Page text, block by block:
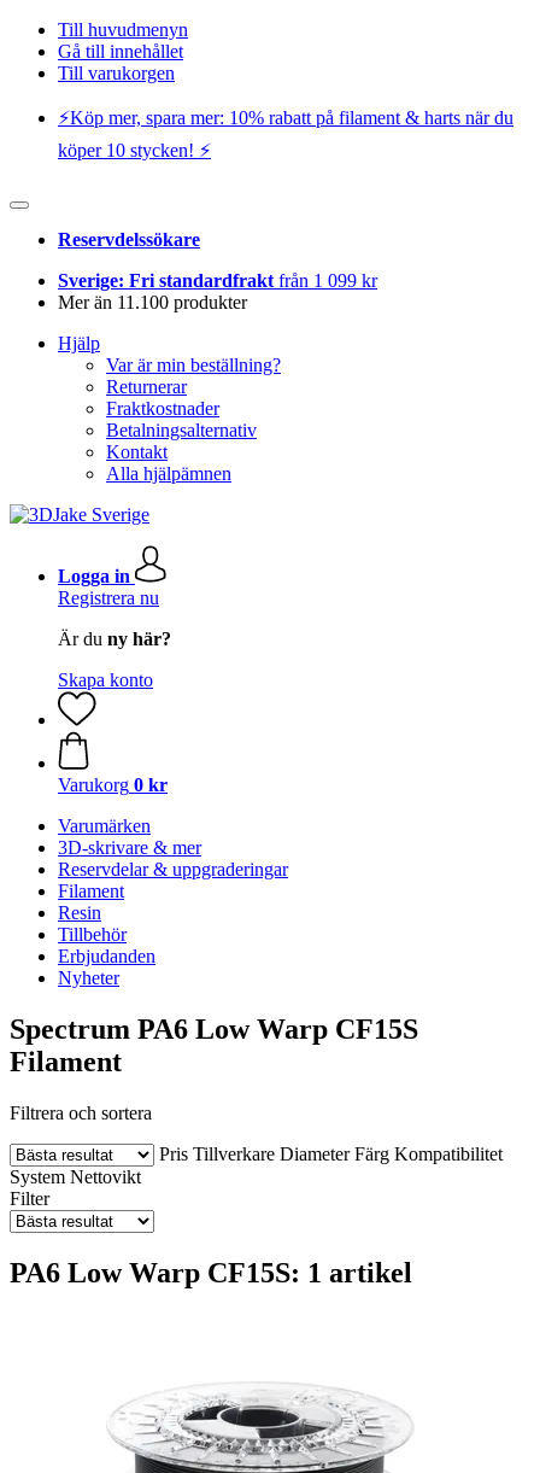
Till huvudmenyn
Gå till innehållet
Till varukorgen
⚡️Köp mer, spara mer: 10% rabatt på filament & harts när du
köper 10 stycken! ⚡️
Reservdelssökare
Sverige: Fri standardfrakt från 1 099 kr
Mer än 11.100 produkter
Hjälp
Var är min beställning?
Returnerar
Fraktkostnader
Betalningsalternativ
Kontakt
Alla hjälpämnen
Logga in
Registrera nu
Är du ny här?
Skapa konto
Varukorg 0 kr
Varumärken
3D-skrivare & mer
Reservdelar & uppgraderingar
Filament
Resin
Tillbehör
Erbjudanden
Nyheter
Spectrum PA6 Low Warp CF15S
Filament
Filtrera och sortera
Pris Tillverkare Diameter Färg Kompatibilitet
System Nettovikt
Filter
PA6 Low Warp CF15S: 1 artikel